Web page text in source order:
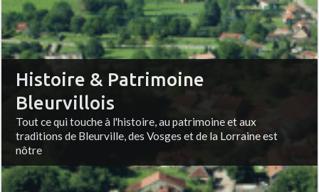
Histoire & Patrimoine
Bleurvillois
Tout ce qui touche à l'histoire, au patrimoine et aux
traditions de Bleurville, des Vosges et de la Lorraine est
nôtre